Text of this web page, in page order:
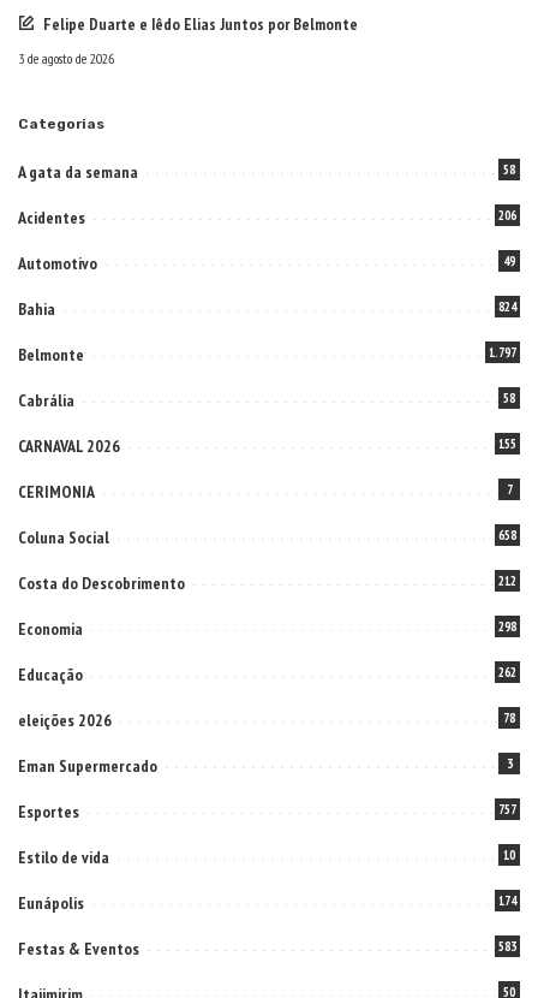
Felipe Duarte e Iêdo Elias Juntos por Belmonte
3 de agosto de 2026
Categorias
A gata da semana 58
Acidentes 206
Automotivo 49
Bahia 824
Belmonte 1.797
Cabrália 58
CARNAVAL 2026 155
CERIMONIA 7
Coluna Social 658
Costa do Descobrimento 212
Economia 298
Educação 262
eleições 2026 78
Eman Supermercado 3
Esportes 757
Estilo de vida 10
Eunápolis 174
Festas & Eventos 583
50